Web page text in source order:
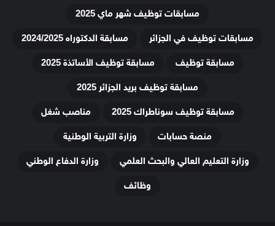
مسابقات توظيف شهر ماي 2025
مسابقات توظيف في الجزائر
مسابقة الدكتوراه 2024/2025
مسابقة توظيف
مسابقة توظيف الأساتذة 2025
مسابقة توظيف بريد الجزائر 2025
مسابقة توظيف سوناطراك 2025
مناصب شغل
منصة حسابات
وزارة التربية الوطنية
وزارة التعليم العالي والبحث العلمي
وزارة الدفاع الوطني
وظائف